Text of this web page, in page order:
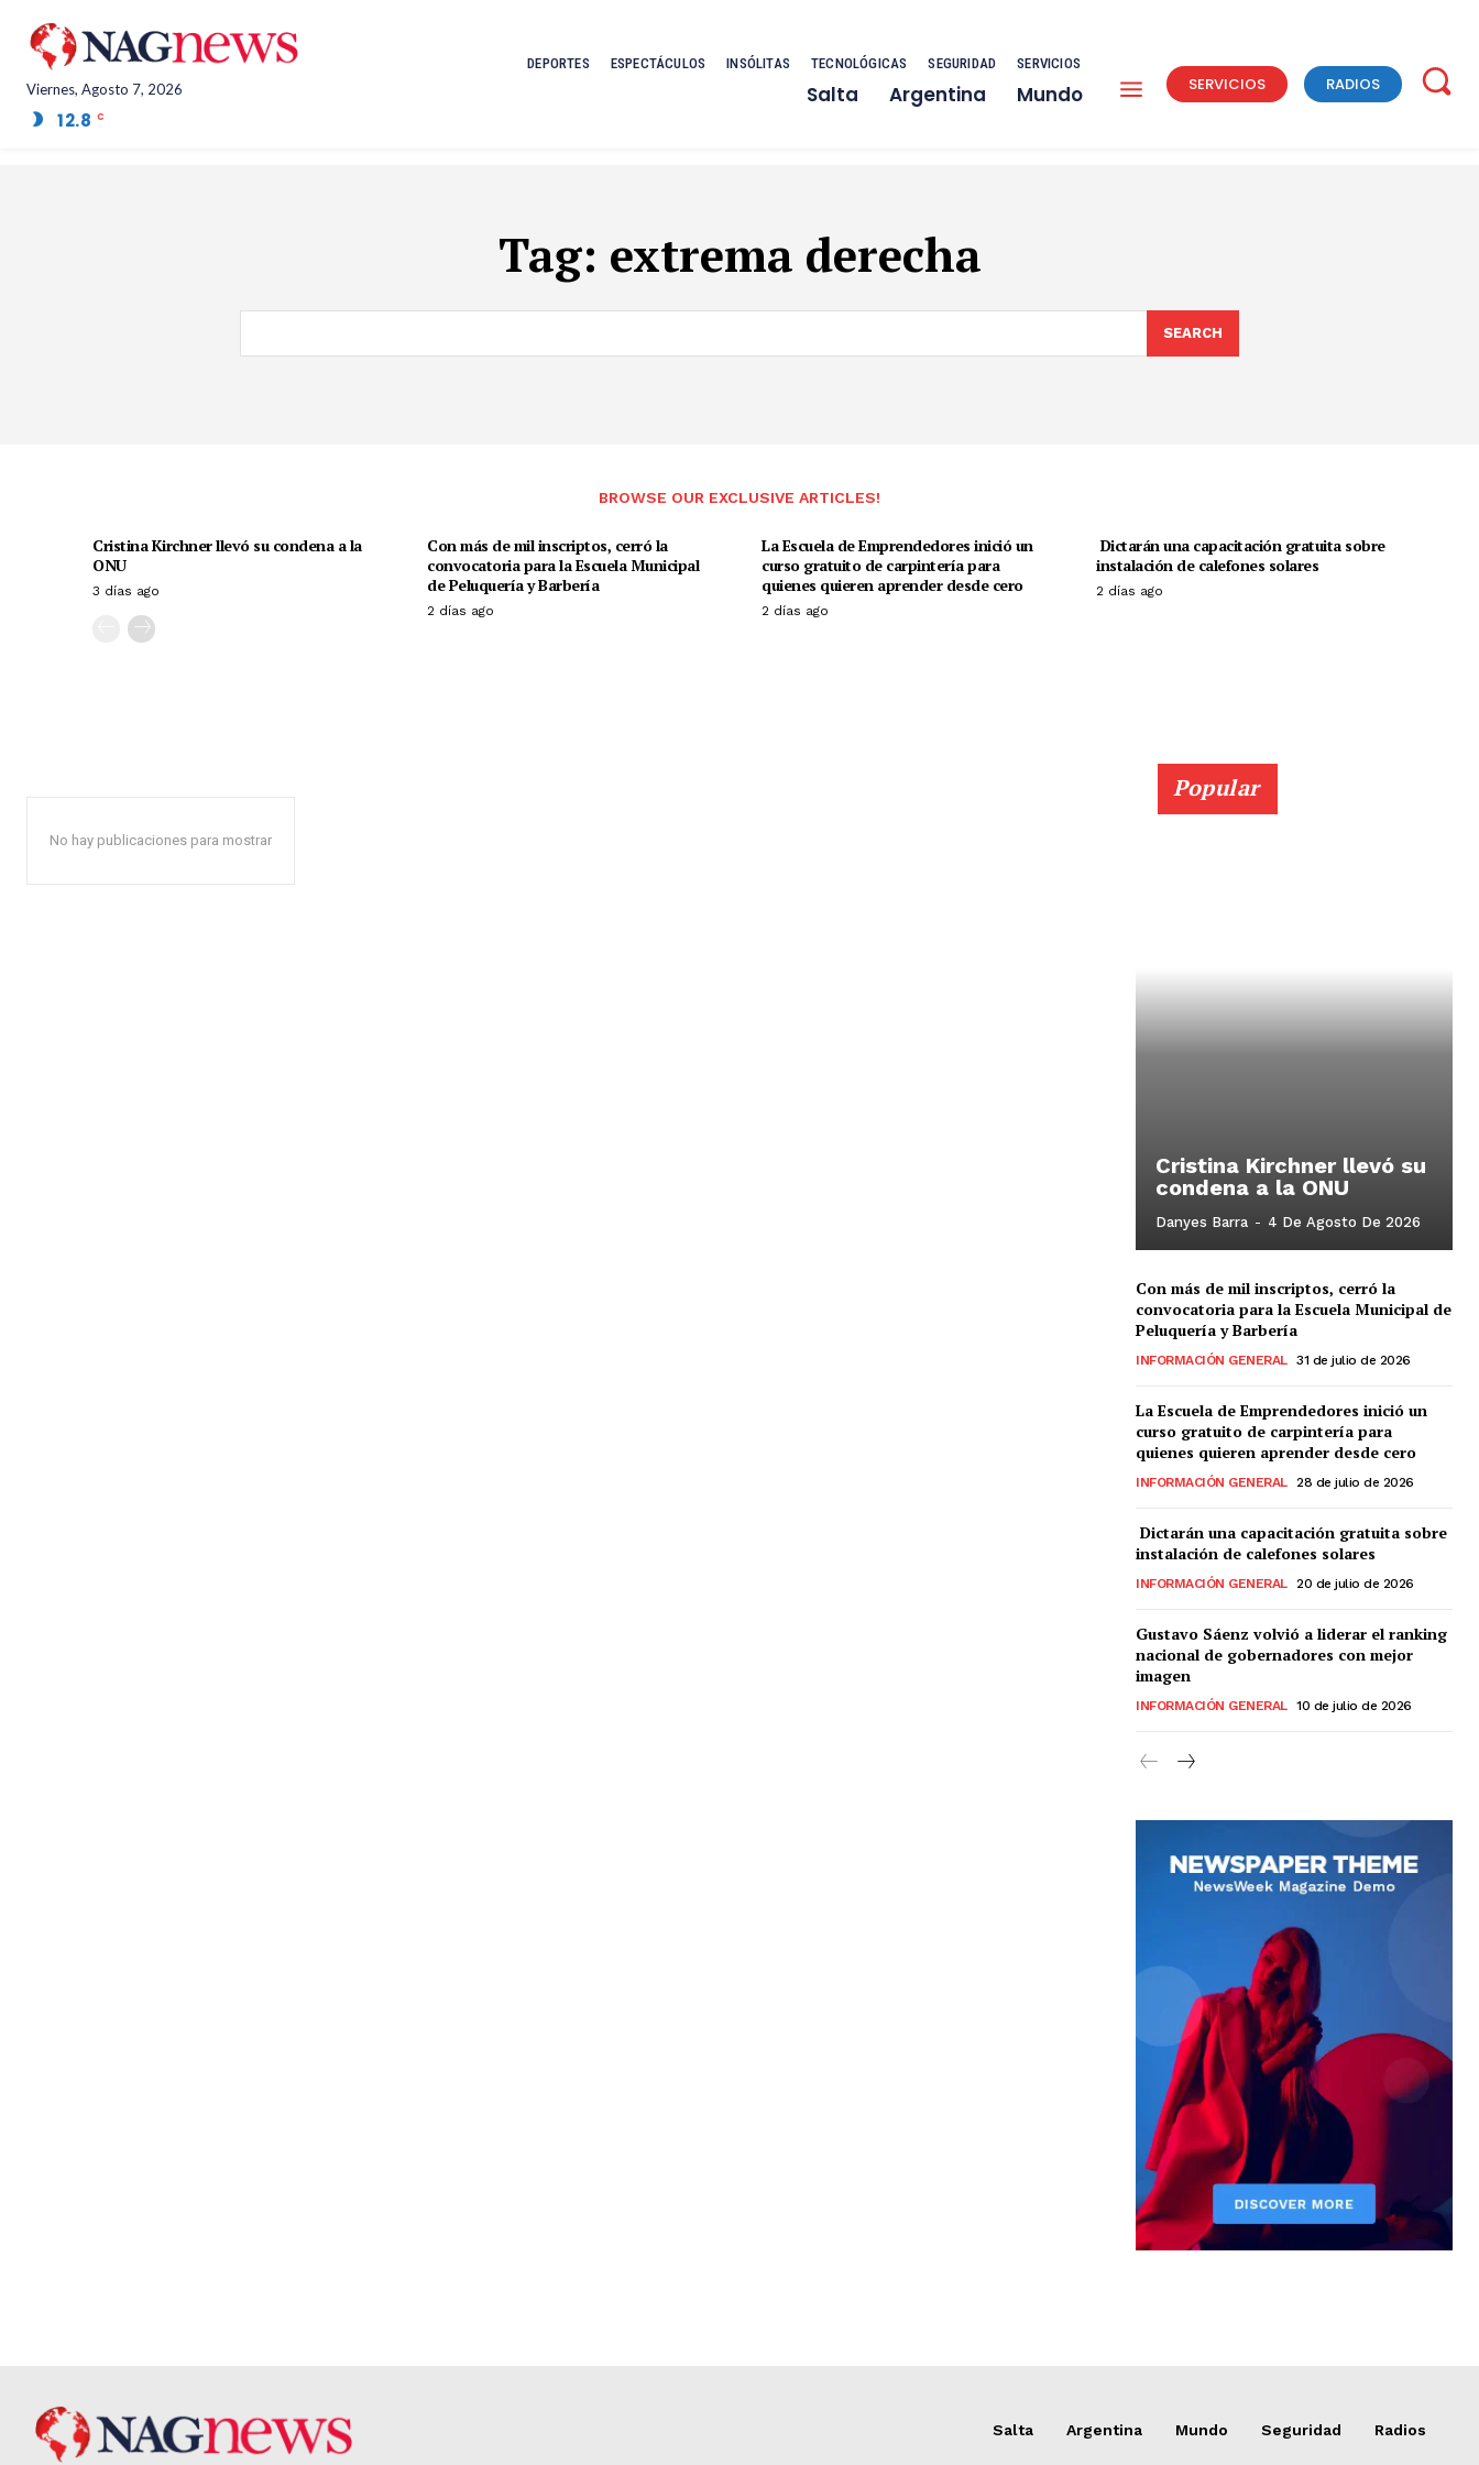
Viernes, Agosto 7, 2026
12.8 C
DEPORTES ESPECTÁCULOS INSÓLITAS TECNOLÓGICAS SEGURIDAD SERVICIOS
Salta Argentina Mundo SERVICIOS RADIOS
Tag: extrema derecha
SEARCH
BROWSE OUR EXCLUSIVE ARTICLES!
Cristina Kirchner llevó su condena a la
ONU
3 días ago
Con más de mil inscriptos, cerró la
convocatoria para la Escuela Municipal
de Peluquería y Barbería
2 días ago
La Escuela de Emprendedores inició un
curso gratuito de carpintería para
quienes quieren aprender desde cero
2 días ago
Dictarán una capacitación gratuita sobre
instalación de calefones solares
2 días ago
No hay publicaciones para mostrar
Popular
Cristina Kirchner llevó su
condena a la ONU
Danyes Barra - 4 De Agosto De 2026
Con más de mil inscriptos, cerró la
convocatoria para la Escuela Municipal de
Peluquería y Barbería
INFORMACIÓN GENERAL 31 de julio de 2026
La Escuela de Emprendedores inició un
curso gratuito de carpintería para
quienes quieren aprender desde cero
INFORMACIÓN GENERAL 28 de julio de 2026
Dictarán una capacitación gratuita sobre
instalación de calefones solares
INFORMACIÓN GENERAL 20 de julio de 2026
Gustavo Sáenz volvió a liderar el ranking
nacional de gobernadores con mejor
imagen
INFORMACIÓN GENERAL 10 de julio de 2026
Salta Argentina Mundo Seguridad Radios